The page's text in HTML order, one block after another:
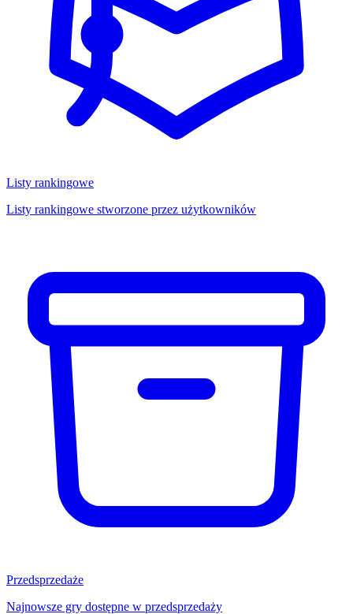
Listy rankingowe
Listy rankingowe stworzone przez użytkowników
Przedsprzedaże
Najnowsze gry dostępne w przedsprzedaży